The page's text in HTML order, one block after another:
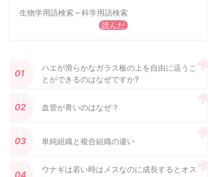
生物学用語検索 – 科学用語検索
読んだ
ハエが滑らかなガラス板の上を自由に這うこ
とができるのはなぜですか?
血管が青いのはなぜ？
単純組織と複合組織の違い
ウナギは若い時はメスなのに成長するとオス